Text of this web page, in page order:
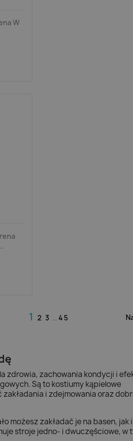
W
12 3 … 45
zdrowia, zachowania kondycji i
Są to kostiumy kąpielowe
i zdejmowania oraz
możesz zakładać je na basen, jak
stroje jedno- i dwuczęściowe, w